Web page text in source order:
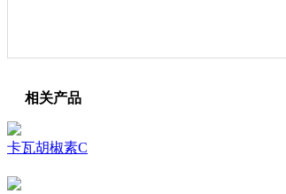
相关产品
卡瓦胡椒素C